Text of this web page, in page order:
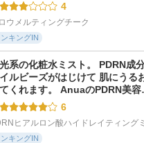
4
ウメルティングチーク
ンキングIN
系の化粧水ミスト。 PDRN成
ルビーズがはじけて 肌にうる
くれます。 AnuaのPDRN美
6
ヒアルロン酸ハイドレイティング
ンキングIN